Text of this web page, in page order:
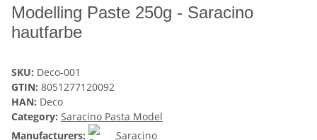
Modelling Paste 250g - Saracino
hautfarbe
SKU: Deco-001
GTIN: 8051277120092
HAN: Deco
Category: Saracino Pasta Model
Manufacturers:
Saracino